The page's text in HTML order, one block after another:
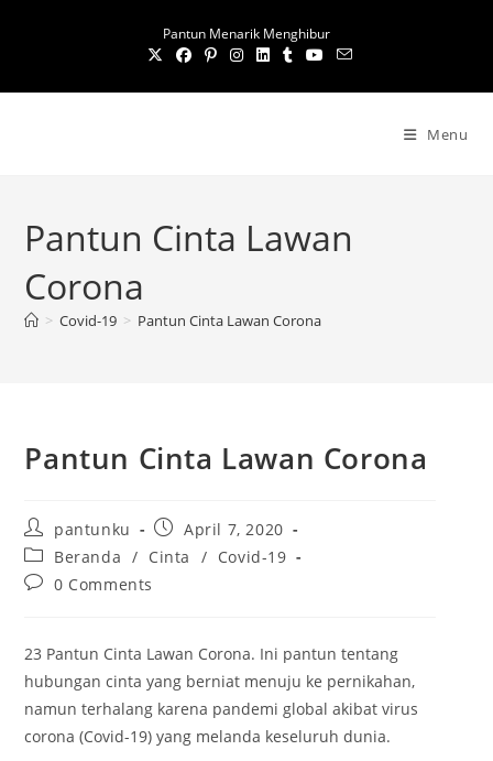
p
Pantun Menarik Menghibur
Menu
Pantun Cinta Lawan
Corona
> Covid-19 > Pantun Cinta Lawan Corona
Pantun Cinta Lawan Corona
P
o
s
t
t
h
o
r
:
pantunku
P
o
s
b
l
i
s
h
April 7, 2020
P
o
s
a
t
e
g
o
Beranda / Cinta / Covid-19
P
t
c
o
m
m
e
0 Comments
23 Pantun Cinta Lawan Corona. Ini pantun tentang
hubungan cinta yang berniat menuju ke pernikahan,
namun terhalang karena pandemi global akibat virus
corona (Covid-19) yang melanda keseluruh dunia.